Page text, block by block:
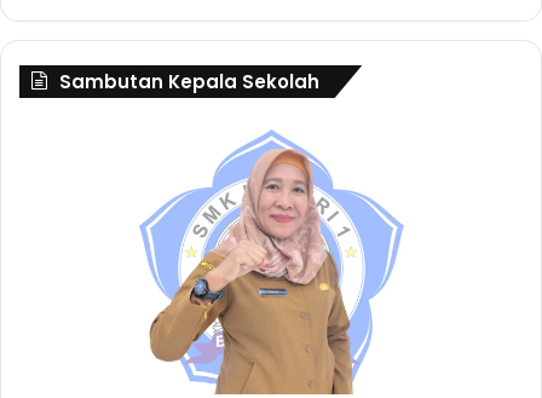
Sambutan Kepala Sekolah